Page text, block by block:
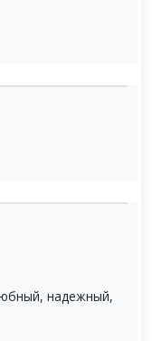
надежный,